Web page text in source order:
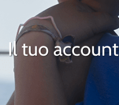
Il tuo account